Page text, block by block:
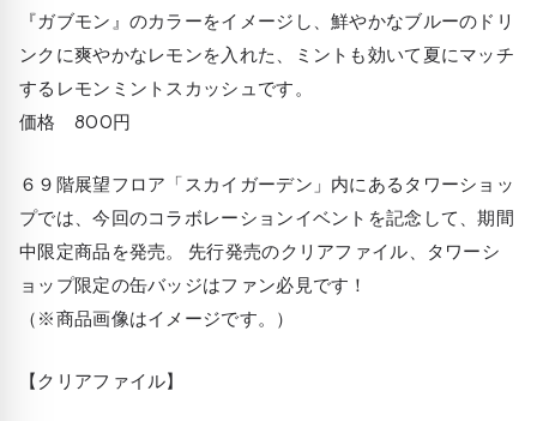
『ガブモン』のカラーをイメージし、鮮やかなブルーのドリ
ンクに爽やかなレモンを入れた、ミントも効いて夏にマッチ
するレモンミントスカッシュです。
価格 800円
６９階展望フロア「スカイガーデン」内にあるタワーショッ
プでは、今回のコラボレーションイベントを記念して、期間
中限定商品を発売。 先行発売のクリアファイル、タワーシ
ョップ限定の缶バッジはファン必見です！
（※商品画像はイメージです。）
【クリアファイル】